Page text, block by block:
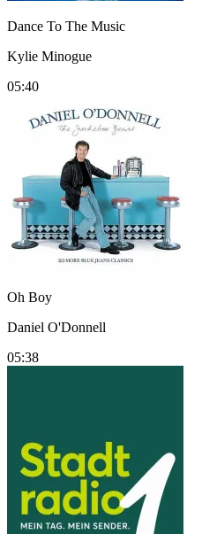
Dance To The Music
Kylie Minogue
05:40
Oh Boy
Daniel O'Donnell
05:38